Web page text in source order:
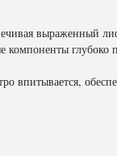
выраженный
компоненты
впитывается,